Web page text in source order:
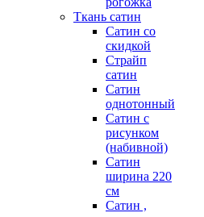
Ткань сатин
Сатин со
скидкой
Страйп
сатин
Сатин
однотонный
Сатин с
рисунком
(набивной)
Сатин
ширина 220
см
Сатин ,